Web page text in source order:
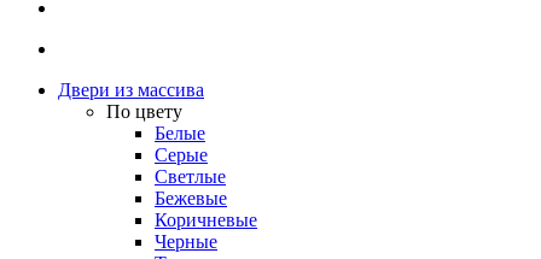
Двери из массива
По цвету
Белые
Серые
Светлые
Бежевые
Коричневые
Черные